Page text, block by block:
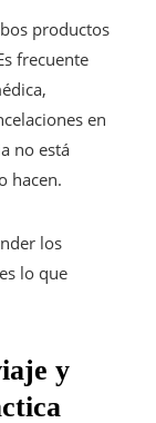
productos
frecuente
en
no está
hacen.
los
lo que
y